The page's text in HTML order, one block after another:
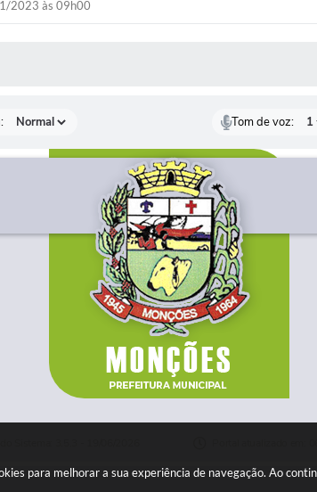
para melhorar a sua experiência de navegação. Ao
2023 às 09h00
Tom de voz: